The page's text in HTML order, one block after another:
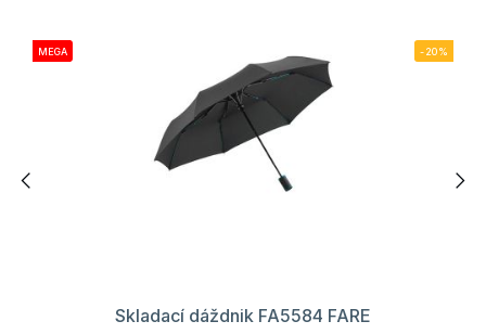
MEGA -20%
Skladací dáždnik FA5584 FARE